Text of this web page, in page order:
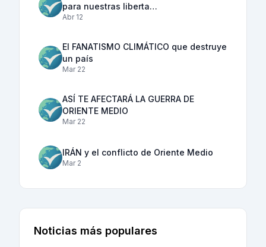
para nuestras liberta…
Abr 12
El FANATISMO CLIMÁTICO que destruye
un país
Mar 22
ASÍ TE AFECTARÁ LA GUERRA DE
ORIENTE MEDIO
Mar 22
IRÁN y el conflicto de Oriente Medio
Mar 2
Noticias más populares